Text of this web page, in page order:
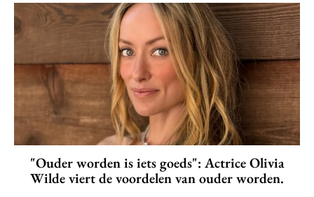
"Ouder worden is iets goeds": Actrice Olivia
Wilde viert de voordelen van ouder worden.